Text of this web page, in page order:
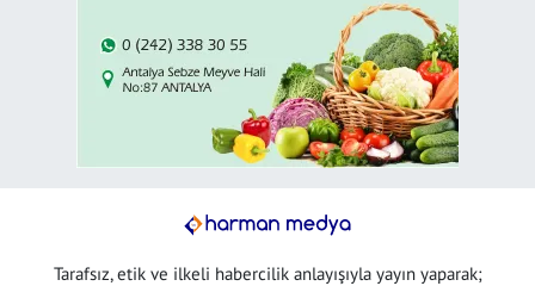
Tarafsız, etik ve ilkeli habercilik anlayışıyla yayın yaparak;